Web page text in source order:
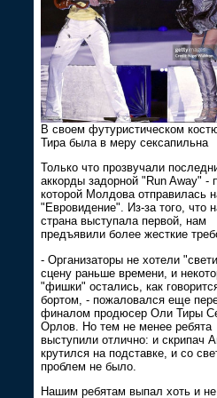
В своем футуристическом
Тира была в меру сексапильна
Только что прозвучали
аккорды задорной "Run Away" -
которой Молдова отправилась
"Евровидение". Из-за того, что
страна выступала первой, нам
предъявили более жесткие
- Организаторы не хотели
сцену раньше времени, и
"фишки" остались, как
бортом, - пожаловался еще
финалом продюсер Оли Тиры
Орлов. Но тем не менее ребята
выступили отлично: и скрипач
крутился на подставке, и со
проблем не было.
Нашим ребятам выпал хоть и